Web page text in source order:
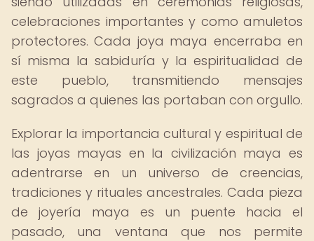
celebraciones importantes y como amuletos
protectores. Cada joya maya encerraba en
sí misma la sabiduría y la espiritualidad de
este pueblo, transmitiendo mensajes
sagrados a quienes las portaban con orgullo.
Explorar la importancia cultural y espiritual de
las joyas mayas en la civilización maya es
adentrarse en un universo de creencias,
tradiciones y rituales ancestrales. Cada pieza
de joyería maya es un puente hacia el
pasado, una ventana que nos permite